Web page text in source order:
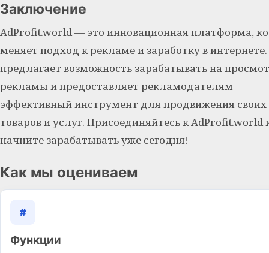
Заключение
AdProfit.world — это инновационная платформа,
меняет подход к рекламе и заработку в
предлагает возможность зарабатывать на
рекламы и предоставляет рекламодателям
эффективный инструмент для продвижения своих
товаров и услуг. Присоединяйтесь к AdProfit.world
начните зарабатывать уже сегодня!
Как мы оцениваем
#
Функции